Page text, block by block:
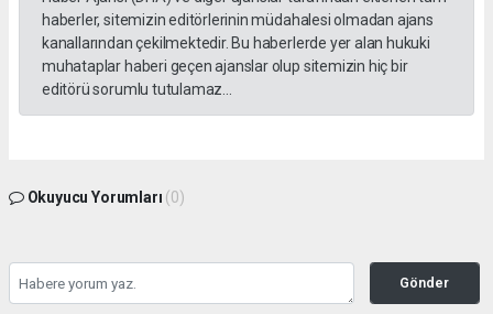
haberler, sitemizin editörlerinin müdahalesi olmadan ajans
kanallarından çekilmektedir. Bu haberlerde yer alan hukuki
muhataplar haberi geçen ajanslar olup sitemizin hiç bir
editörü sorumlu tutulamaz...
Okuyucu Yorumları (0)
Gönder